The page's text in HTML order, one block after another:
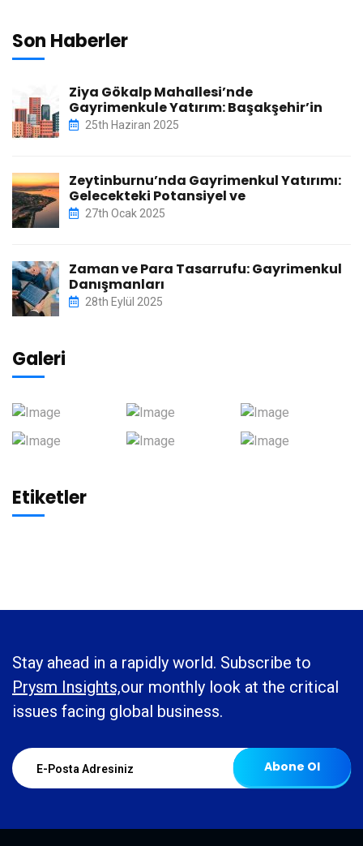
Son Haberler
Ziya Gökalp Mahallesi’nde
Gayrimenkule Yatırım: Başakşehir’in
25th Haziran 2025
Zeytinburnu’nda Gayrimenkul Yatırımı:
Gelecekteki Potansiyel ve
27th Ocak 2025
Zaman ve Para Tasarrufu: Gayrimenkul
Danışmanları
28th Eylül 2025
Galeri
Etiketler
Stay ahead in a rapidly world. Subscribe to
Prysm Insights,our monthly look at the critical
issues facing global business.
Abone Ol